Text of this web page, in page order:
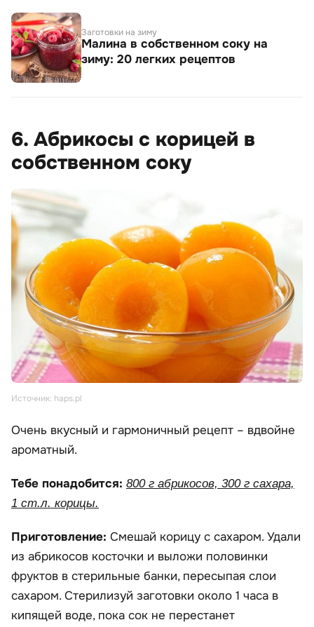
Заготовки на зиму
Малина в собственном соку на
зиму: 20 легких рецептов
6. Абрикосы с корицей в
собственном соку
Источник: haps.pl
Очень вкусный и гармоничный рецепт – вдвойне
ароматный.
Тебе понадобится: 800 г абрикосов, 300 г сахара,
1 ст.л. корицы.
Приготовление: Смешай корицу с сахаром. Удали
из абрикосов косточки и выложи половинки
фруктов в стерильные банки, пересыпая слои
сахаром. Стерилизуй заготовки около 1 часа в
кипящей воде, пока сок не перестанет